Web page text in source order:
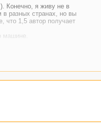
Конечно, я живу не в
разных странах, но вы
что 1,5 автор получает
машине.